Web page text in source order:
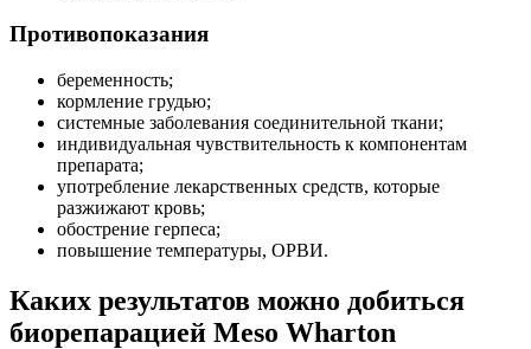
Противопоказания
беременность;
кормление грудью;
системные заболевания соединительной ткани;
индивидуальная чувствительность к компонентам
препарата;
употребление лекарственных средств, которые
разжижают кровь;
обострение герпеса;
повышение температуры, ОРВИ.
Каких результатов можно добиться
биорепарацией Meso Wharton